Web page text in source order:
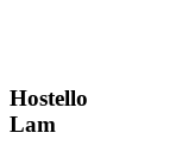
Hostello
Lam